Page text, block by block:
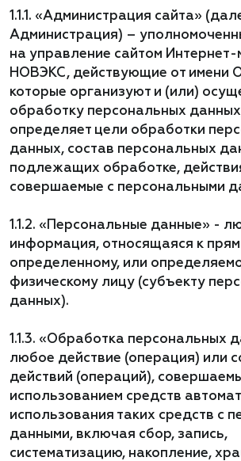
1.1.1. «Администрация сайта»
Администрация) –
на управление сайтом Интернет-
НОВЭКС, действующие от имени
которые организуют и (или)
обработку персональных
определяет цели обработки
данных, состав персональных
подлежащих обработке,
совершаемые с персональными
1.1.2. «Персональные данные» -
информация, относящаяся к
определенному, или
физическому лицу (субъекту
данных).
1.1.3. «Обработка персональных
любое действие (операция) или
действий (операций),
использованием средств
использования таких средств с
данными, включая сбор, запись,
систематизацию, накопление,